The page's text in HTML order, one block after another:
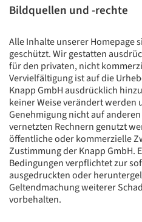
Bildquellen und -rechte
Alle Inhalte unserer Homepage
geschützt. Wir gestatten
für den privaten, nicht
Vervielfältigung ist auf die
Knapp GmbH ausdrücklich
keiner Weise verändert werden
Genehmigung nicht auf
vernetzten Rechnern genutzt
öffentliche oder kommerzielle
Zustimmung der Knapp GmbH.
Bedingungen verpflichtet zur
ausgedruckten oder
Geltendmachung weiterer
vorbehalten.